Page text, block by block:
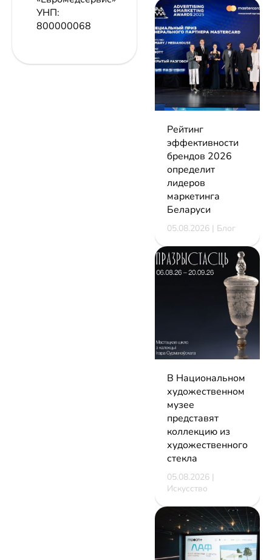
УНП:
800000068
Рейтинг
эффективности
брендов 2026
определит
лидеров
маркетинга
Беларуси
05.08.2026 | Блог
В Национальном
художественном
музее
представят
коллекцию из
художественного
стекла
05.08.2026 |
Искусство